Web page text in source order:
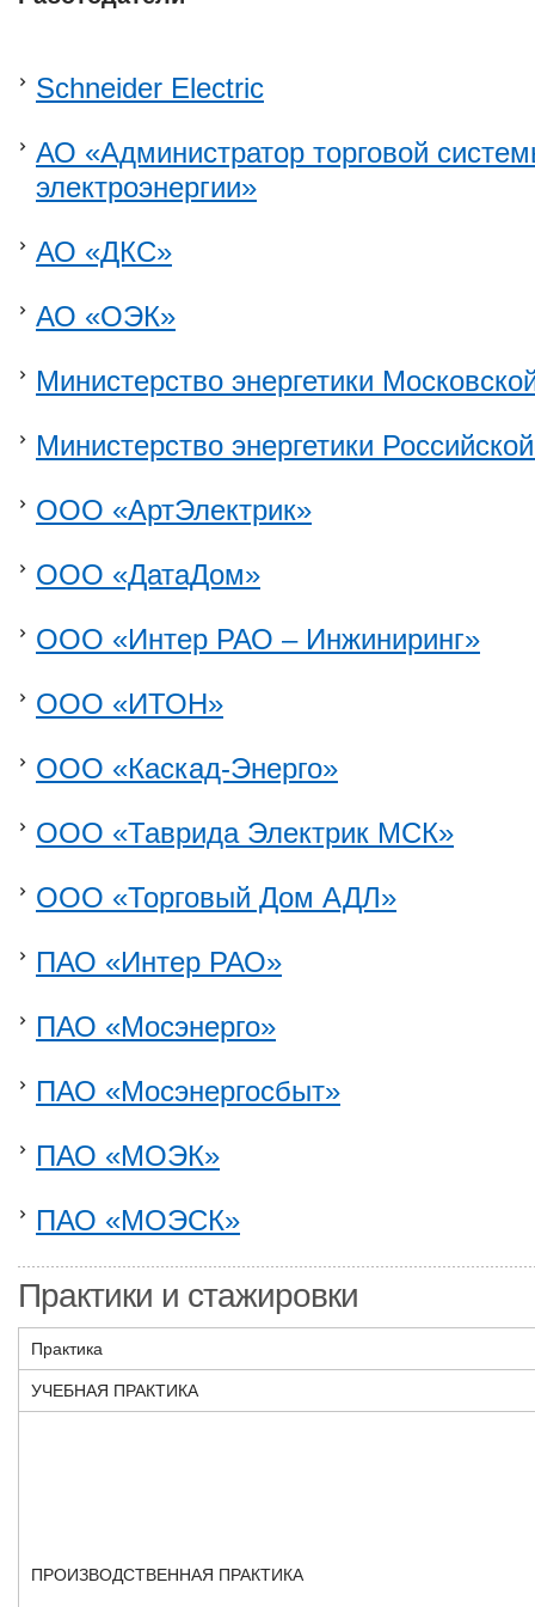
Schneider Electric
АО «Администратор торговой
электроэнергии»
АО «ДКС»
АО «ОЭК»
Министерство энергетики
Министерство энергетики
ООО «АртЭлектрик»
ООО «ДатаДом»
ООО «Интер РАО – Инжиниринг»
ООО «ИТОН»
ООО «Каскад-Энерго»
ООО «Таврида Электрик МСК»
ООО «Торговый Дом АДЛ»
ПАО «Интер РАО»
ПАО «Мосэнерго»
ПАО «Мосэнергосбыт»
ПАО «МОЭК»
ПАО «МОЭСК»
Практики и стажировки
Практика
УЧЕБНАЯ ПРАКТИКА
ПРОИЗВОДСТВЕННАЯ ПРАКТИКА